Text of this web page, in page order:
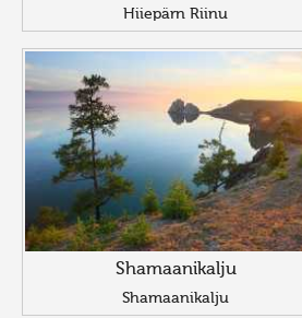
Hiiepärn Riinu
Shamaanikalju
Shamaanikalju